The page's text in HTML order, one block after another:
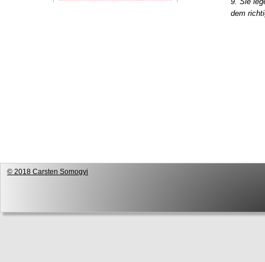
dem
© 2018 Carsten Somogyi